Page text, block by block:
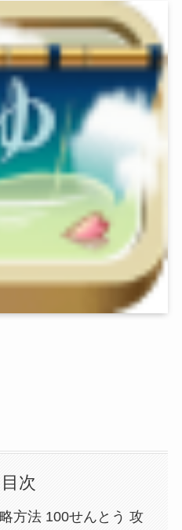
目次
方法 100せんとう 攻